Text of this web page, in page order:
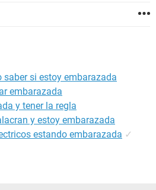
si estoy embarazada
embarazada
y tener la regla
y estoy embarazada
estando embarazada ✓